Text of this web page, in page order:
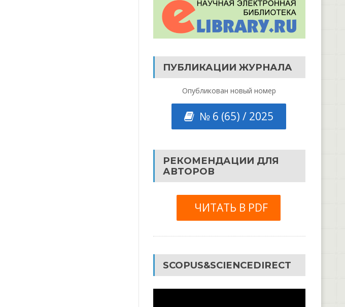
ПУБЛИКАЦИИ ЖУРНАЛА
Опубликован новый номер
№ 6 (65) / 2025
РЕКОМЕНДАЦИИ ДЛЯ
АВТОРОВ
ЧИТАТЬ В PDF
SCOPUS&SCIENCEDIRECT